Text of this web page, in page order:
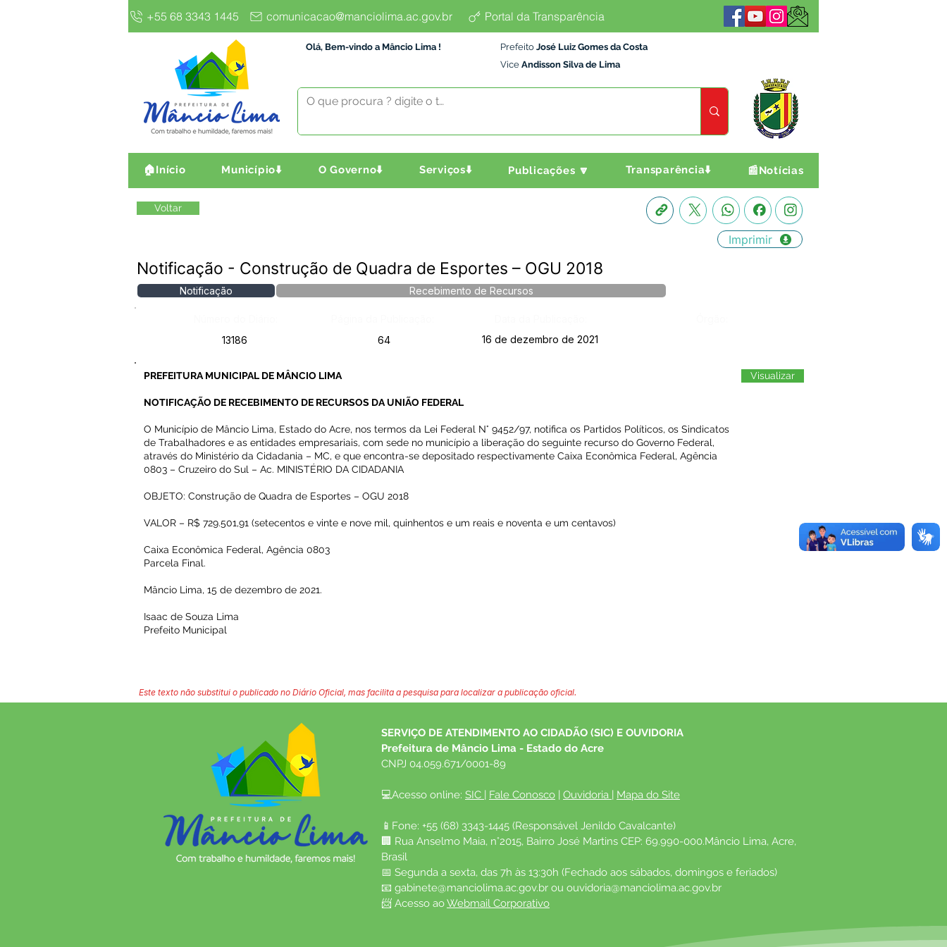
+55 68 3343 1445 comunicacao@manciolima.ac.gov.br Portal da Transparência
Olá, Bem-vindo a Mâncio Lima ! Prefeito José Luiz Gomes da Costa
Vice Andisson Silva de Lima
🏠Início Município⬇️ O Governo⬇️ Serviços⬇️ Publicações 🔽 Transparência⬇️ 📰Notícias
Voltar
Imprimir
Notificação - Construção de Quadra de Esportes – OGU 2018
Notificação Recebimento de Recursos
13186
64 16 de dezembro de 2021
PREFEITURA MUNICIPAL DE MÂNCIO LIMA
NOTIFICAÇÃO DE RECEBIMENTO DE RECURSOS DA UNIÃO FEDERAL
O Município de Mâncio Lima, Estado do Acre, nos termos da Lei Federal N° 9452/97, notifica os Partidos Políticos, os Sindicatos
de Trabalhadores e as entidades empresariais, com sede no município a liberação do seguinte recurso do Governo Federal,
através do Ministério da Cidadania – MC, e que encontra-se depositado respectivamente Caixa Econômica Federal, Agência
0803 – Cruzeiro do Sul – Ac. MINISTÉRIO DA CIDADANIA
OBJETO: Construção de Quadra de Esportes – OGU 2018
VALOR – R$ 729.501,91 (setecentos e vinte e nove mil, quinhentos e um reais e noventa e um centavos)
Caixa Econômica Federal, Agência 0803
Parcela Final.
Mâncio Lima, 15 de dezembro de 2021.
Isaac de Souza Lima
Prefeito Municipal
Visualizar
Este texto não substitui o publicado no Diário Oficial, mas facilita a pesquisa para localizar a publicação oficial.
SERVIÇO DE ATENDIMENTO AO CIDADÃO (SIC) E OUVIDORIA
Prefeitura de Mâncio Lima - Estado do Acre
CNPJ 04.059.671/0001-89
💻Acesso online: SIC | Fale Conosco | Ouvidoria | Mapa do Site
📱Fone: +55 (68) 3343-1445 (Responsável Jenildo Cavalcante)
🏢 Rua Anselmo Maia, n°2015, Bairro José Martins CEP: 69.990-000.Mâncio Lima, Acre,
Brasil
📅 Segunda a sexta, das 7h às 13:30h (Fechado aos sábados, domingos e feriados)
📧 gabinete@manciolima.ac.gov.br ou ouvidoria@manciolima.ac.gov.br
📨 Acesso ao Webmail Corporativo